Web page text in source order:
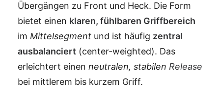
Übergängen zu Front und Heck. Die Form
bietet einen klaren, fühlbaren Griffbereich
im Mittelsegment und ist häufig zentral
ausbalanciert (center-weighted). Das
erleichtert einen neutralen, stabilen Release
bei mittlerem bis kurzem Griff.